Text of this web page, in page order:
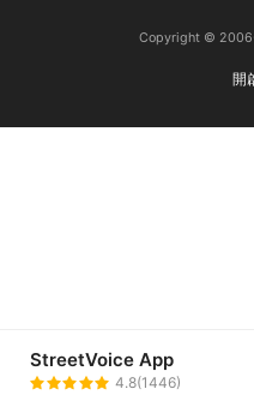
Copyright ©
開
StreetVoice App
4.8(1446)